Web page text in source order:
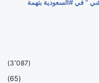
” في #السعودية بتهمة
(3٬087)
(65)